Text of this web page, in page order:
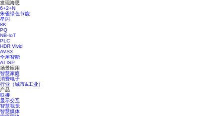
发现海思
6+2+N
朱雀绿色节能
星闪
8K
PQ
NB-IoT
PLC
HDR Vivid
AVS3
全屋智能
AI ISP
场景应用
智慧家庭
消费电子
行业（城市&工业）
产品
联接
显示交互
智慧视觉
智慧媒体